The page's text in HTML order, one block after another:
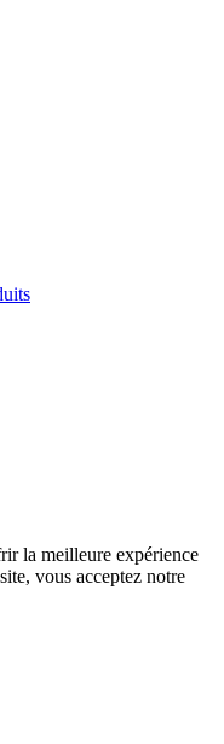
la meilleure expérience
vous acceptez notre